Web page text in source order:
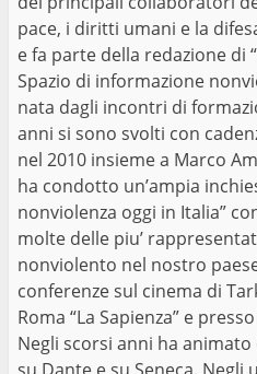
pace, i diritti umani e la
e fa parte della redazione di
Spazio di informazione
nata dagli incontri di
anni si sono svolti con
nel 2010 insieme a Marco
ha condotto un’ampia
nonviolenza oggi in Italia”
molte delle piu’
nonviolento nel nostro
conferenze sul cinema di
Roma “La Sapienza” e
Negli scorsi anni ha